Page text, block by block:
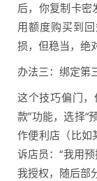
后，你复制卡密
用额度购买到
损，但稳当，绝
办法三：绑定第
这个技巧偏门
款”功能，选择“
作便利店（比如
诉店员：“我用
我授权，随后部